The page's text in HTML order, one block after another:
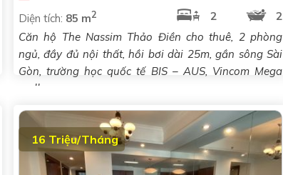
Diện tích: 85 m2 2
2
Căn hộ The Nassim Thảo Điền cho thuê, 2 phòng
ngủ, đầy đủ nội thất, hồi bơi dài 25m, gần sông Sài
Gòn, trường học quốc tế BIS – AUS, Vincom Mega
mall
16 Triệu/Tháng